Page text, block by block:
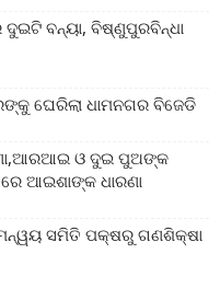
ଦୁଇଟି ବନ୍ୟା, ବିଷ୍ଣୁପୁରବିନ୍ଧା
ଘେରିଲା ଧାମନଗର ବିଜେଡି
ଓ ଦୁଇ ପୁଅଙ୍କ
ଆଇଶାଙ୍କ ଧାରଣା
ସମିତି ପକ୍ଷରୁ ଗଣଶିକ୍ଷା